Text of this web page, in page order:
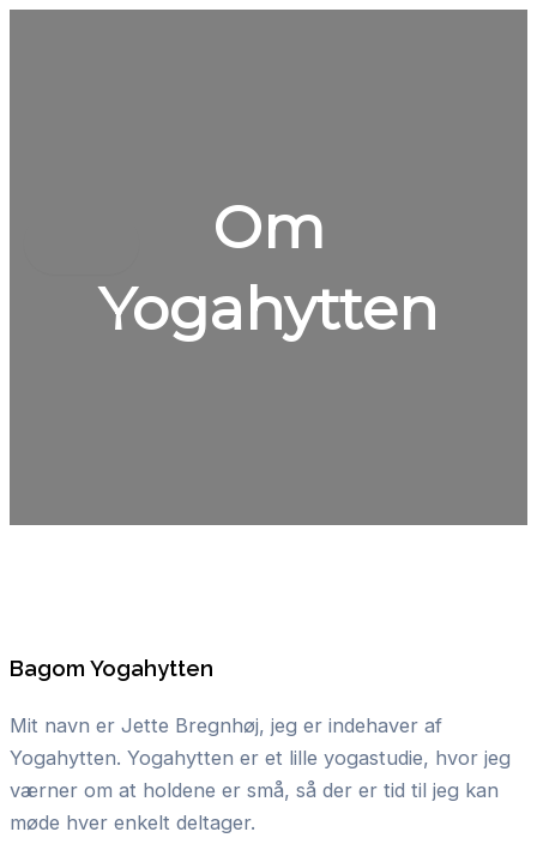
Om
Yogahytten
Bagom Yogahytten
Mit navn er Jette Bregnhøj, jeg er indehaver af
Yogahytten. Yogahytten er et lille yogastudie, hvor jeg
værner om at holdene er små, så der er tid til jeg kan
møde hver enkelt deltager.